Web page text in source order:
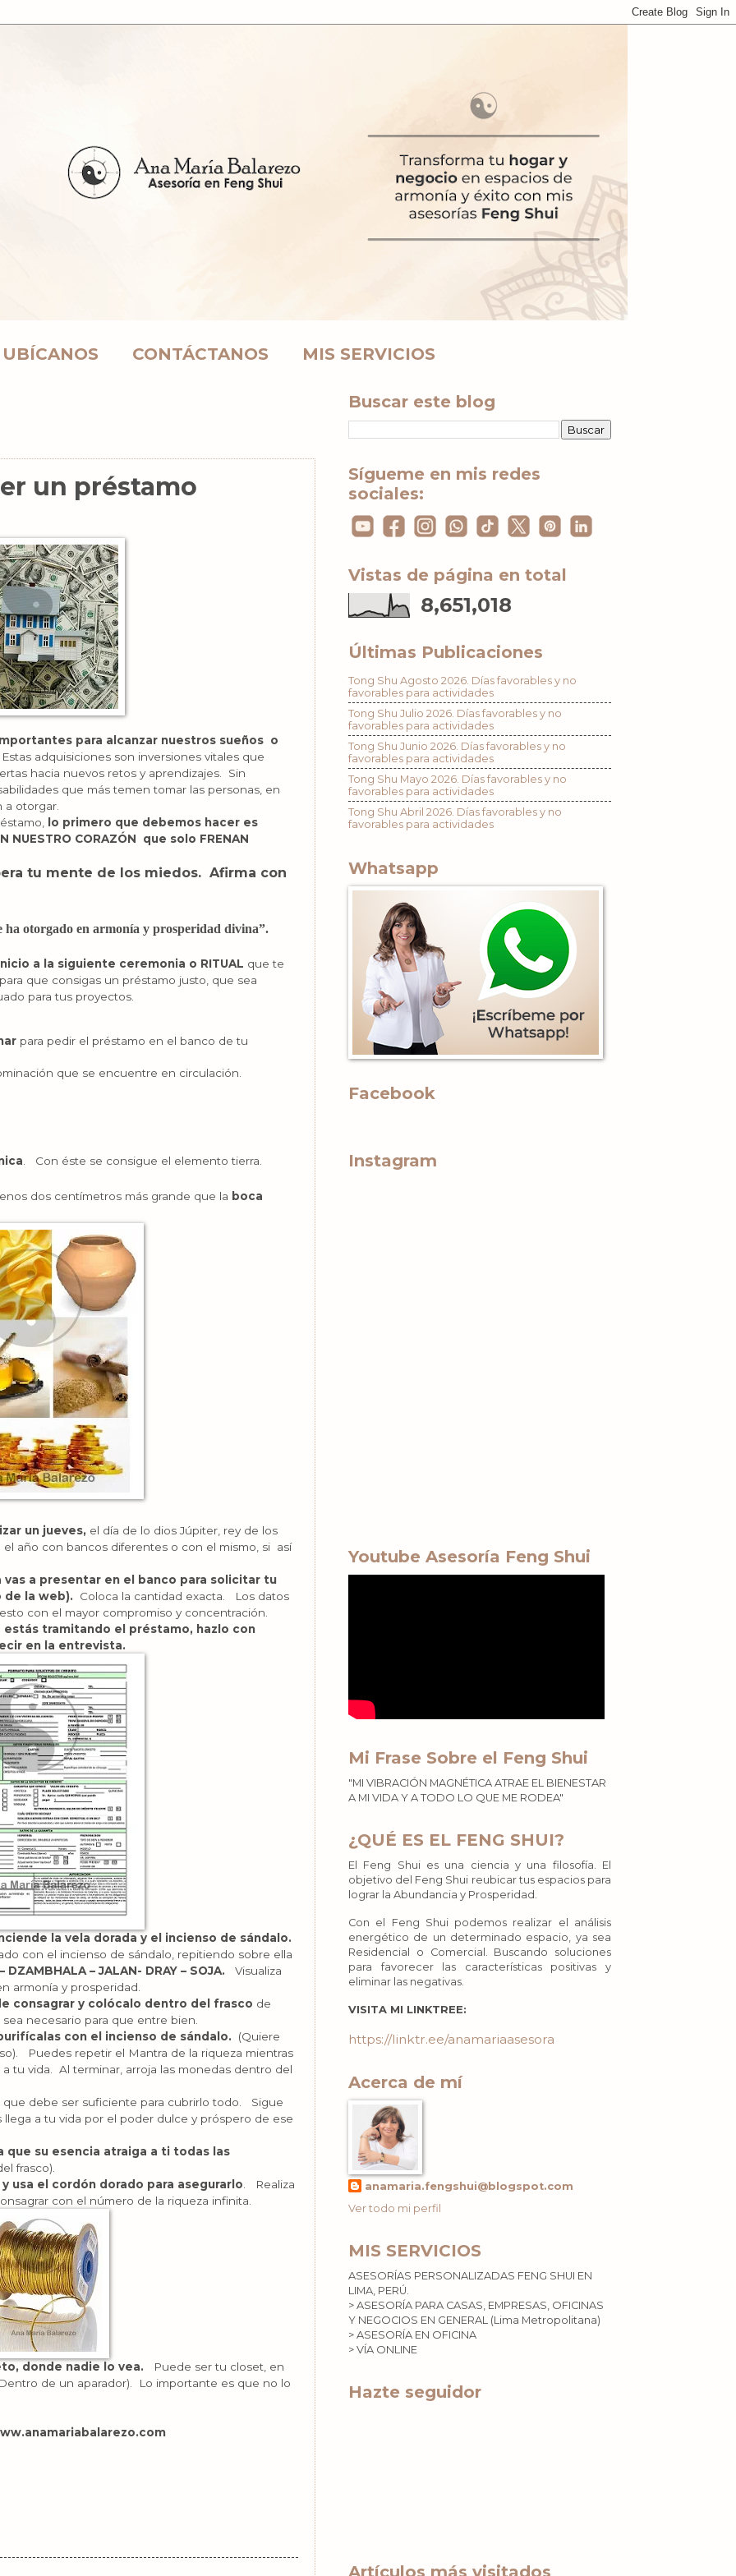
UBÍCANOS CONTÁCTANOS MIS SERVICIOS
un préstamo
para alcanzar nuestros sueños o
adquisiciones son inversiones vitales que
hacia nuevos retos y aprendizajes. Sin
que más temen tomar las personas, en
otorgar.
lo primero que debemos hacer es
NUESTRO CORAZÓN que solo FRENAN
tu mente de los miedos. Afirma con
ha otorgado en armonía y prosperidad divina”.
a la siguiente ceremonia o RITUAL que te
que consigas un préstamo justo, que sea
para tus proyectos.
para pedir el préstamo en el banco de tu
que se encuentre en circulación.
. Con éste se consigue el elemento tierra.
dos centímetros más grande que la boca
un jueves, el día de lo dios Júpiter, rey de los
año con bancos diferentes o con el mismo, si así
a presentar en el banco para solicitar tu
de la web).
Coloca la cantidad exacta. Los datos
con el mayor compromiso y concentración.
estás tramitando el préstamo, hazlo con
en la entrevista.
la vela dorada y el incienso de sándalo.
con el incienso de sándalo, repitiendo sobre ella
DZAMBHALA – JALAN- DRAY – SOJA. Visualiza
armonía y prosperidad.
consagrar y colócalo dentro del frasco de
necesario para que entre bien.
con el incienso de sándalo. (Quiere
Puedes repetir el Mantra de la riqueza mientras
tu vida. Al terminar, arroja las monedas dentro del
que debe ser suficiente para cubrirlo todo. Sigue
a tu vida por el poder dulce y próspero de ese
su esencia atraiga a ti todas las
frasco).
usa el cordón dorado para asegurarlo. Realiza
con el número de la riqueza infinita.
donde nadie lo vea.
Puede ser tu closet, en
de un aparador). Lo importante es que no lo
Buscar este blog
Sígueme en mis redes
sociales:
Vistas de página en total
8,651,018
Últimas Publicaciones
Tong Shu Agosto 2026. Días favorables y no
favorables para actividades
Tong Shu Julio 2026. Días favorables y no
favorables para actividades
Tong Shu Junio 2026. Días favorables y no
favorables para actividades
Tong Shu Mayo 2026. Días favorables y no
favorables para actividades
Tong Shu Abril 2026. Días favorables y no
favorables para actividades
Whatsapp
Facebook
Instagram
Youtube Asesoría Feng Shui
Mi Frase Sobre el Feng Shui
"MI VIBRACIÓN MAGNÉTICA ATRAE EL BIENESTAR
A MI VIDA Y A TODO LO QUE ME RODEA"
¿QUÉ ES EL FENG SHUI?
El Feng Shui es una ciencia y una filosofía. El
objetivo del Feng Shui reubicar tus espacios para
lograr la Abundancia y Prosperidad.
Con el Feng Shui podemos realizar el análisis
energético de un determinado espacio, ya sea
Residencial o Comercial. Buscando soluciones
para favorecer las características positivas y
eliminar las negativas.
VISITA MI LINKTREE:
https://linktr.ee/anamariaasesora
Acerca de mí
anamaria.fengshui@blogspot.com
Ver todo mi perfil
MIS SERVICIOS
ASESORÍAS PERSONALIZADAS FENG SHUI EN
LIMA, PERÚ.
> ASESORÍA PARA CASAS, EMPRESAS, OFICINAS
Y NEGOCIOS EN GENERAL (Lima Metropolitana)
> ASESORÍA EN OFICINA
> VÍA ONLINE
Hazte seguidor
Artículos más visitados